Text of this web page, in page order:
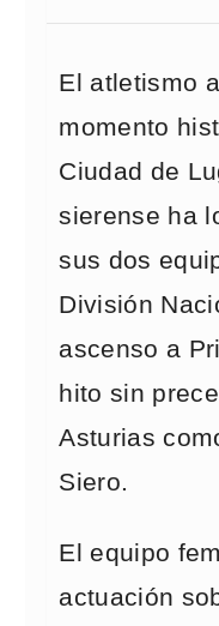
El atletismo
momento
Ciudad de
sierense ha
sus dos
División
ascenso a
hito sin
Asturias
Siero.
El equipo
actuación